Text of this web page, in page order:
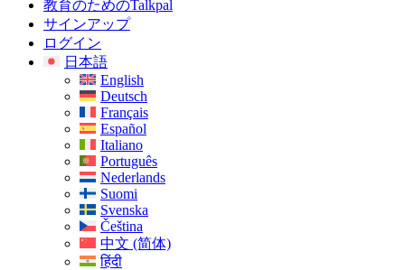
教育のためのTalkpal
サインアップ
ログイン
日本語
English
Deutsch
Français
Español
Italiano
Português
Nederlands
Suomi
Svenska
Čeština
中文 (简体)
हिंदी